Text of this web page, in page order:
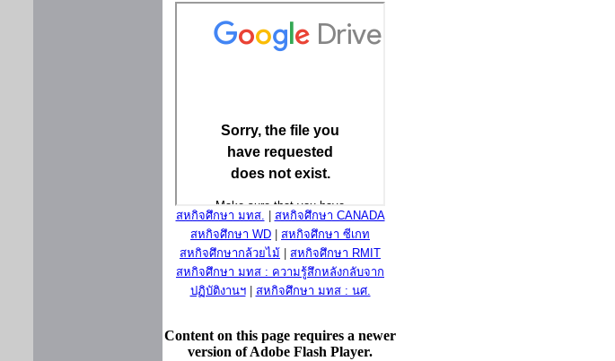
สหกิจศึกษา มทส.
สหกิจศึกษา CANADA
สหกิจศึกษา WD
สหกิจศึกษา ซีเกท
สหกิจศึกษากล้วยไม้
สหกิจศึกษา RMIT
สหกิจศึกษา มทส : ความรู้สึกหลังกลับจาก
ปฏิบัติงานฯ| สหกิจศึกษา มทส : นศ.
Content on this page requires a newer
version of Adobe Flash Player.